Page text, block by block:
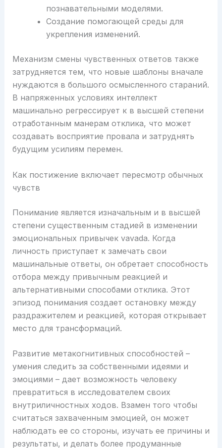
познавательными моделями.
Создание помогающей среды для
укрепления изменений.
Механизм смены чувственных ответов также
затрудняется тем, что новые шаблоны вначале
нуждаются в большого осмысленного стараний.
В напряженных условиях интеллект
машинально регрессирует к в высшей степени
отработанным манерам отклика, что может
создавать восприятие провала и затруднять
будущим усилиям перемен.
Как постижение включает пересмотр обычных
чувств
Понимание является изначальным и в высшей
степени существенным стадией в изменении
эмоциональных привычек vavada. Когда
личность приступает к замечать свои
машинальные ответы, он обретает способность
отбора между привычным реакцией и
альтернативными способами отклика. Этот
эпизод понимания создает остановку между
раздражителем и реакцией, которая открывает
место для трансформаций.
Развитие метакогнитивных способностей –
умения следить за собственными идеями и
эмоциями – дает возможность человеку
превратиться в исследователем своих
внутриличностных ходов. Взамен того чтобы
считаться захваченным эмоцией, он может
наблюдать ее со стороны, изучать ее причины и
результаты, и делать более продуманные